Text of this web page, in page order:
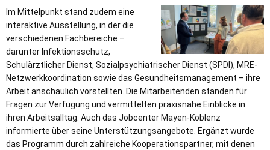
Im Mittelpunkt stand zudem eine
interaktive Ausstellung, in der die
verschiedenen Fachbereiche –
darunter Infektionsschutz,
Schulärztlicher Dienst, Sozialpsychiatrischer Dienst (SPDI), MRE-
Netzwerkkoordination sowie das Gesundheitsmanagement – ihre
Arbeit anschaulich vorstellten. Die Mitarbeitenden standen für
Fragen zur Verfügung und vermittelten praxisnahe Einblicke in
ihren Arbeitsalltag. Auch das Jobcenter Mayen-Koblenz
informierte über seine Unterstützungsangebote. Ergänzt wurde
das Programm durch zahlreiche Kooperationspartner, mit denen